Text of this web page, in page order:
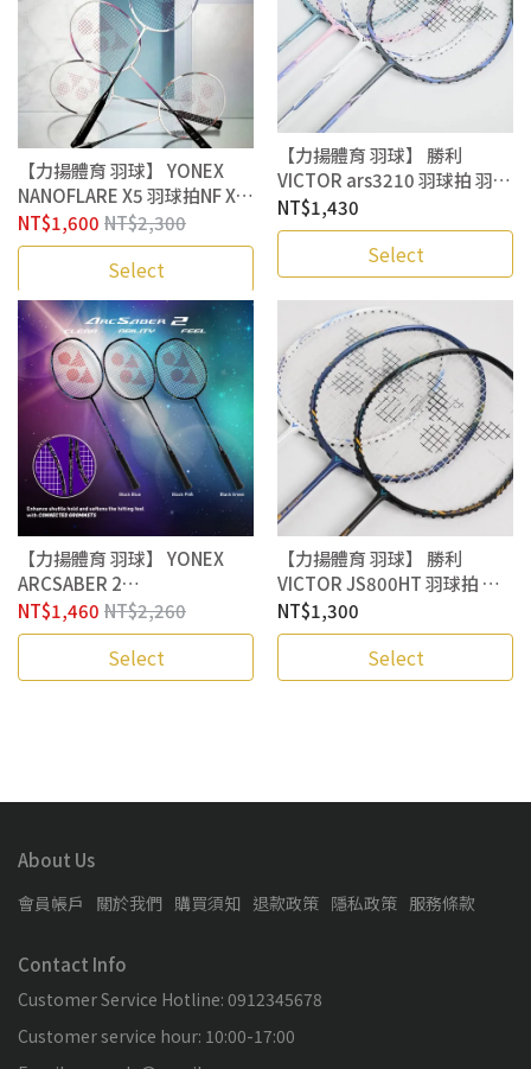
【力揚體育 羽球】 YONEX
NANOFLARE X5 羽球拍NF X5
羽毛球拍 入門羽球拍 穿線拍
NT$1,600 NT$2,300
Select
【力揚體育 羽球】 勝利
VICTOR ars3210 羽球拍 羽毛
球拍 附 握皮 入門羽球拍 穿線
拍 Ars-3210
NT$1,430
Select
【力揚體育 羽球】 YONEX
ARCSABER 2
ABILITY/CLEAR/FEEL 羽球拍
穿線拍 入門首選
NT$1,460 NT$2,260
Select
【力揚體育 羽球】 勝利
VICTOR JS800HT 羽球拍 羽
毛球拍 附 握皮 入門羽球拍 穿
線拍
NT$1,300
Select
About Us
會員帳戶 關於我們 購買須知 退款政策 隱私政策 服務條款
Contact Info
Customer Service Hotline: 0912345678
Customer service hour: 10:00-17:00